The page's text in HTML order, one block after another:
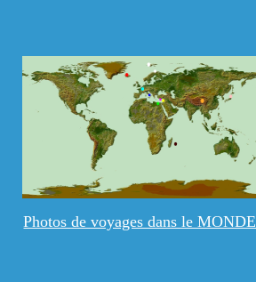
Photos de voyages dans le MONDE